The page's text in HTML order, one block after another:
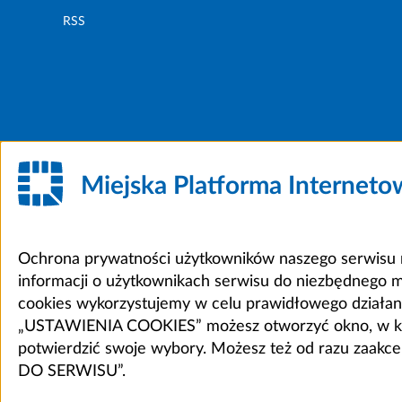
RSS
Miejska Platforma
Ochrona prywatności użytkowników naszego
informacji o użytkownikach serwisu do niezbędnego
cookies wykorzystujemy w celu prawidłowego
„USTAWIENIA COOKIES” możesz otworzyć okno,
potwierdzić swoje wybory. Możesz też od razu
DO SERWISU”.